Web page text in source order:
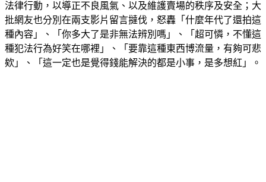
對此全聯回應指出，目前已將相關事證錄影存證、預告將採取
法律行動，以導正不良風氣、以及維護賣場的秩序及安全；大
批網友也分別在兩支影片留言撻伐，怒轟「什麼年代了還拍這
種內容」、「你多大了是非無法辨別嗎」、「超可憐，不懂這
種犯法行為好笑在哪裡」、「要靠這種東西博流量，有夠可悲